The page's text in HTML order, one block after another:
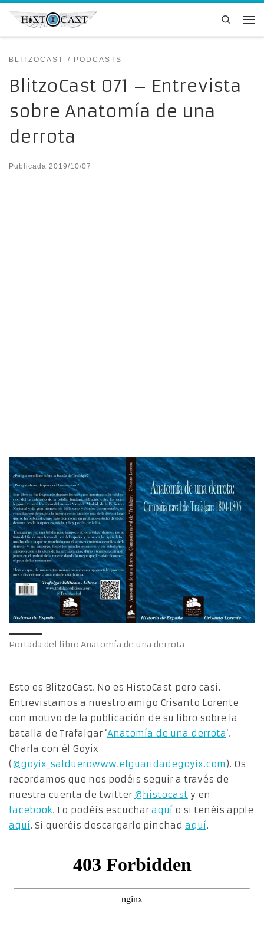
Saltar al contenido
Search
BLITZOCAST PODCASTS
BlitzoCast 071 – Entrevista
sobre Anatomía de una
derrota
Publicada 2019/10/07
Portada del libro Anatomía de una derrota
Esto es BlitzoCast. No es HistoCast pero casi.
Entrevistamos a nuestro amigo Crisanto Lorente
con motivo de la publicación de su libro sobre la
batalla de Trafalgar ‘Anatomía de una derrota‘.
Charla con él Goyix
(@goyix_salduerowww.elguaridadegoyix.com ). Os
recordamos que nos podéis seguir a través de
nuestra cuenta de twitter @histocast y en
facebook. Lo podéis escuchar aquí o si tenéis apple
aquí. Si queréis descargarlo pinchad aquí.